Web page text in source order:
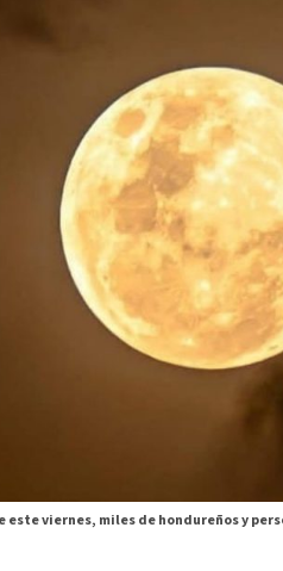
este viernes, miles de hondureños y